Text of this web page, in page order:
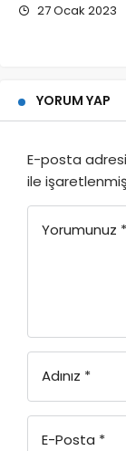
27 Ocak 2023
YORUM YAP
E-posta
ile
Yorumunuz *
Adınız *
E-Posta *